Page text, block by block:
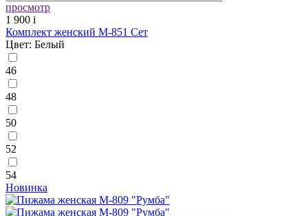
просмотр
1 900 i
Комплект женский М-851 Сет
Цвет: Белый
46
48
50
52
54
Новинка